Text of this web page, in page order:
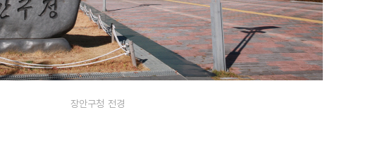
장안구청 전경